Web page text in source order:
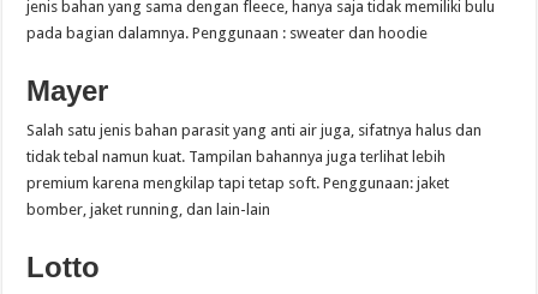
jenis bahan yang sama dengan fleece, hanya saja tidak memiliki bulu
pada bagian dalamnya. Penggunaan : sweater dan hoodie
Mayer
Salah satu jenis bahan parasit yang anti air juga, sifatnya halus dan
tidak tebal namun kuat. Tampilan bahannya juga terlihat lebih
premium karena mengkilap tapi tetap soft. Penggunaan: jaket
bomber, jaket running, dan lain-lain
Lotto